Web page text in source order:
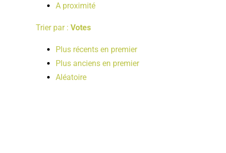
A proximité
Trier par : Votes
Plus récents en premier
Plus anciens en premier
Aléatoire